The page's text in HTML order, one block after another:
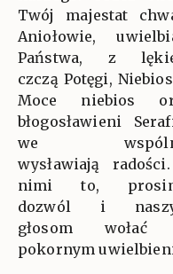
Twój majestat
Aniołowie,
Państwa, z
czczą Potęgi,
Moce niebios
błogosławieni
we
wysławiają
nimi to,
dozwól i
głosom wołać
pokornym